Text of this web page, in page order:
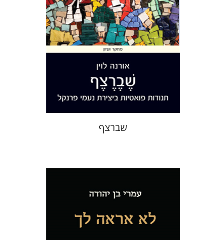
הנחת אתר ספר מודפס
$35
$32
שברצף
עמרי בן יהודה